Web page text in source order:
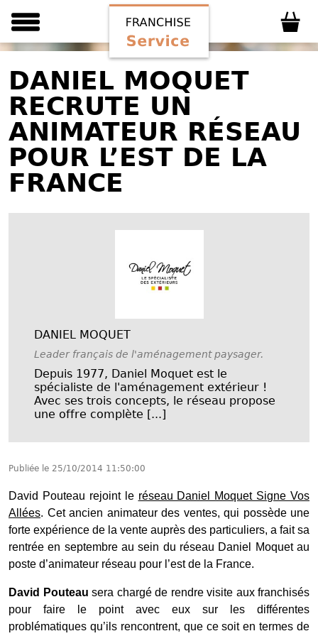
DANIEL MOQUET
RECRUTE UN
ANIMATEUR RÉSEAU
POUR L’EST DE LA
FRANCE
DANIEL MOQUET
Leader français de l'aménagement paysager.
Depuis 1977, Daniel Moquet est le
spécialiste de l'aménagement extérieur !
Avec ses trois concepts, le réseau propose
une offre complète [...]
Publiée le 25/10/2014 11:50:00
David Pouteau rejoint le réseau Daniel Moquet Signe Vos
Allées. Cet ancien animateur des ventes, qui possède une
forte expérience de la vente auprès des particuliers, a fait sa
rentrée en septembre au sein du réseau Daniel Moquet au
poste d’animateur réseau pour l’est de la France.
David Pouteau sera chargé de rendre visite aux franchisés
pour faire le point avec eux sur les différentes
problématiques qu’ils rencontrent, que ce soit en termes de